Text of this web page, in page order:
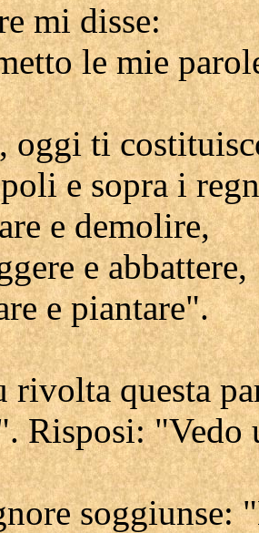
mi disse:
le mie
oggi ti
e sopra i
e demolire,
e abbattere,
e piantare".
questa
Risposi:
soggiunse: